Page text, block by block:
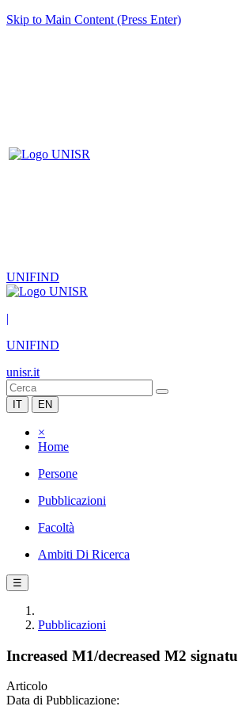
Skip to Main Content (Press Enter)
UNIFIND
|
UNIFIND
unisr.it
IT EN
×
Home
Persone
Pubblicazioni
Facoltà
Ambiti Di Ricerca
☰
Pubblicazioni
Increased M1/decreased M2
Articolo
Data di Pubblicazione: